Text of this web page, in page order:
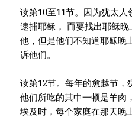
读第10至11节。因为犹太
逮捕耶稣， 而要找出耶稣
他，但是他们不知道耶稣晚
诉他们。
读第12节。每年的愈越节，
他们所吃的其中一顿是羊肉
埃及时，每个家庭在那天晚